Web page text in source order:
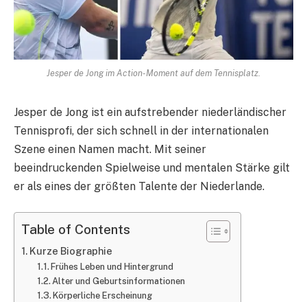
Jesper de Jong im Action-Moment auf dem Tennisplatz.
Jesper de Jong ist ein aufstrebender niederländischer
Tennisprofi, der sich schnell in der internationalen
Szene einen Namen macht. Mit seiner
beeindruckenden Spielweise und mentalen Stärke gilt
er als eines der größten Talente der Niederlande.
Table of Contents
Kurze Biographie
Frühes Leben und Hintergrund
Alter und Geburtsinformationen
Körperliche Erscheinung